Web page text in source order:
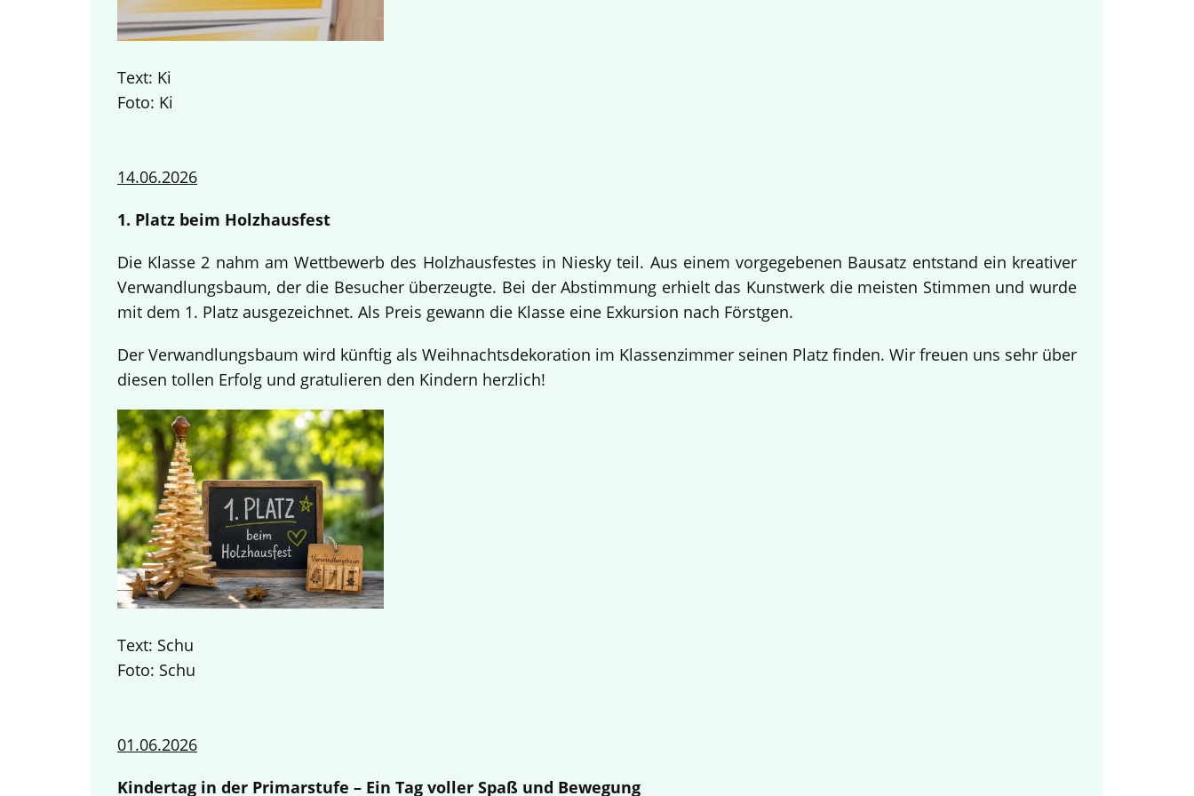
Text: Ki
Foto: Ki
14.06.2026
1. Platz beim Holzhausfest
Die Klasse 2 nahm am Wettbewerb des Holzhausfestes in Niesky teil. Aus einem vorgegebenen Bausatz entstand ein kreativer
Verwandlungsbaum, der die Besucher überzeugte. Bei der Abstimmung erhielt das Kunstwerk die meisten Stimmen und wurde
mit dem 1. Platz ausgezeichnet. Als Preis gewann die Klasse eine Exkursion nach Förstgen.
Der Verwandlungsbaum wird künftig als Weihnachtsdekoration im Klassenzimmer seinen Platz finden. Wir freuen uns sehr über
diesen tollen Erfolg und gratulieren den Kindern herzlich!
Text: Schu
Foto: Schu
01.06.2026
Kindertag in der Primarstufe – Ein Tag voller Spaß und Bewegung